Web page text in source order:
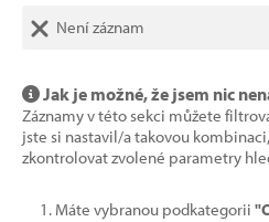
Není záznam
Jak je možné, že jsem nic
Záznamy v této sekci můžete
jste si nastavil/a takovou
zkontrolovat zvolené parametry
Máte vybranou podkategorii